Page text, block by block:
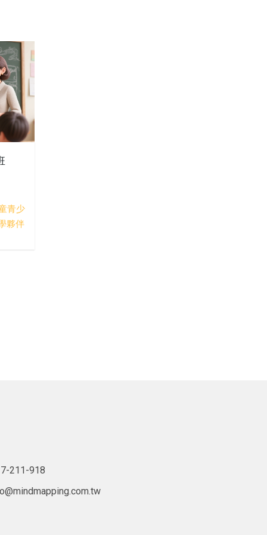
青少
夥伴
211-918